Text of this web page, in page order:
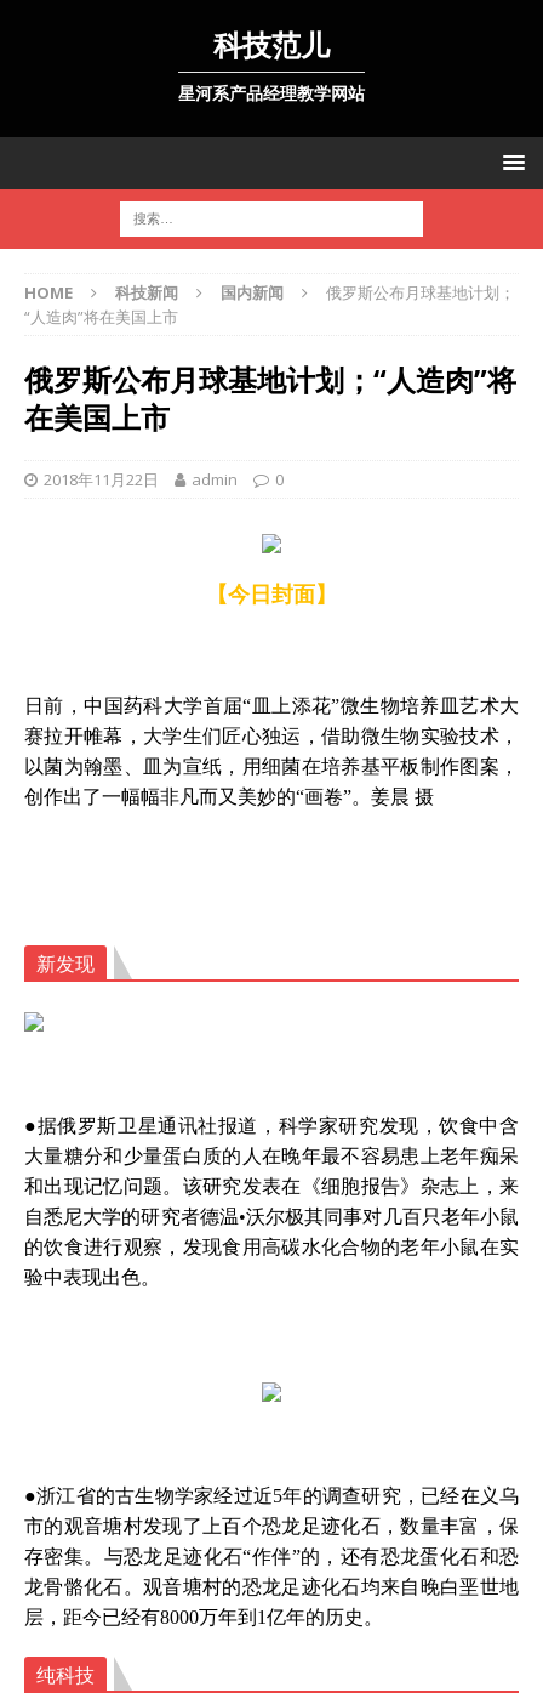
科技范儿
星河系产品经理教学网站
HOME 科技新闻 国内新闻
俄罗斯公布月球基地计划；
“人造肉”将在美国上市
俄罗斯公布月球基地计划；“人造肉”将
在美国上市
2018年11月22日 admin 0
【今日封面】
日前，中国药科大学首届“皿上添花”微生物培养皿艺术大
赛拉开帷幕，大学生们匠心独运，借助微生物实验技术，
以菌为翰墨、皿为宣纸，用细菌在培养基平板制作图案，
创作出了一幅幅非凡而又美妙的“画卷”。姜晨 摄
新发现
●据俄罗斯卫星通讯社报道，科学家研究发现，饮食中含
大量糖分和少量蛋白质的人在晚年最不容易患上老年痴呆
和出现记忆问题。该研究发表在《细胞报告》杂志上，来
自悉尼大学的研究者德温•沃尔极其同事对几百只老年小鼠
的饮食进行观察，发现食用高碳水化合物的老年小鼠在实
验中表现出色。
●浙江省的古生物学家经过近5年的调查研究，已经在义乌
市的观音塘村发现了上百个恐龙足迹化石，数量丰富，保
存密集。与恐龙足迹化石“作伴”的，还有恐龙蛋化石和恐
龙骨骼化石。观音塘村的恐龙足迹化石均来自晚白垩世地
层，距今已经有8000万年到1亿年的历史。
纯科技